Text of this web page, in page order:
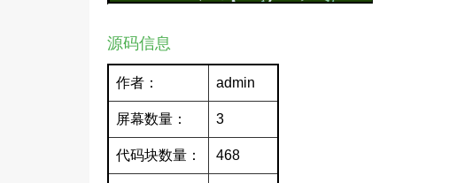
源码信息
作者： admin
屏幕数量： 3
代码块数量： 468